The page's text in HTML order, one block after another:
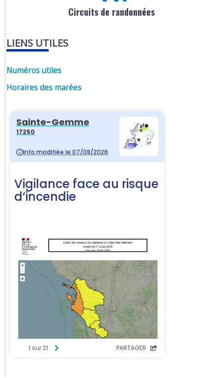
Circuits de randonnées
LIENS UTILES
Numéros utiles
Horaires des marées